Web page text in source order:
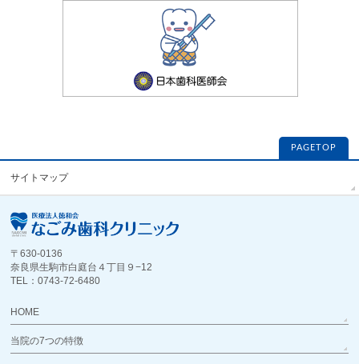
PAGETOP
サイトマップ
〒630-0136
奈良県生駒市白庭台４丁目９−12
TEL：0743-72-6480
HOME
当院の7つの特徴